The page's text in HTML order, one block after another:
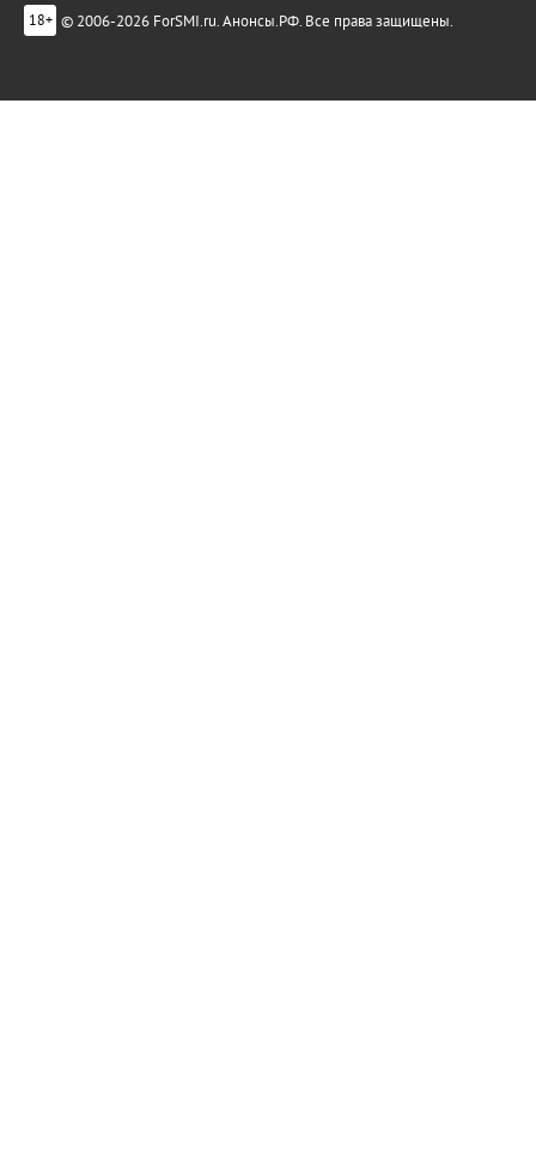
18+ © 2006-2026 ForSMI.ru. Анонсы.РФ. Все права защищены.